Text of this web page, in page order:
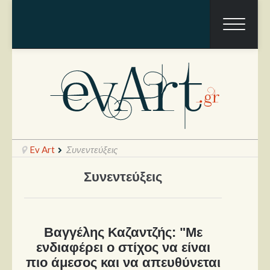
Ραπόρτο
Θέατρο
Συνεντεύξεις
Ev Art Συνεντεύξεις
Συνεντεύξεις
Βαγγέλης Καζαντζής: "Με
ενδιαφέρει ο στίχος να είναι
πιο άμεσος και να απευθύνεται